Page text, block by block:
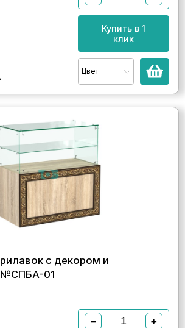
Купить в 1
клик
Цвет
с декором и
№СПБА-01
− +